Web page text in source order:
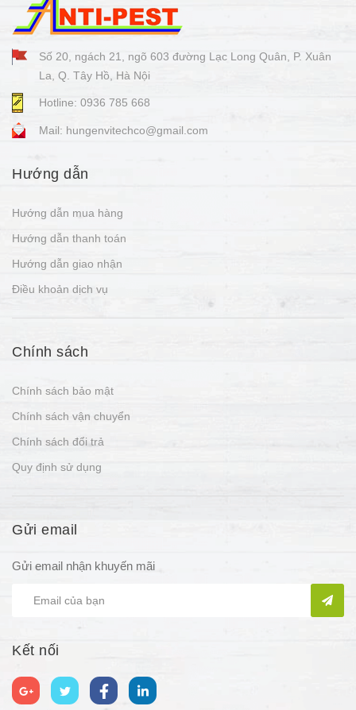
Số 20, ngách 21, ngõ 603 đường Lạc Long Quân, P. Xuân
La, Q. Tây Hồ, Hà Nội
Hotline: 0936 785 668
Mail: hungenvitechco@gmail.com
Hướng dẫn
Hướng dẫn mua hàng
Hướng dẫn thanh toán
Hướng dẫn giao nhận
Điều khoản dịch vụ
Chính sách
Chính sách bảo mật
Chính sách vận chuyển
Chính sách đổi trả
Quy định sử dụng
Gửi email
Gửi email nhận khuyến mãi
Kết nối